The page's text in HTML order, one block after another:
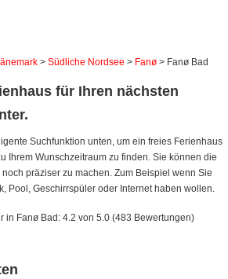
> Südliche Nordsee > Fanø > Fanø Bad
für Ihren nächsten
Suchfunktion unten, um ein freies Ferienhaus
Ihrem Wunschzeitraum zu finden. Sie können die
präziser zu machen. Zum Beispiel wenn Sie
Pool, Geschirrspüler oder Internet haben wollen.
in Fanø Bad: 4.2 von 5.0 (483 Bewertungen)